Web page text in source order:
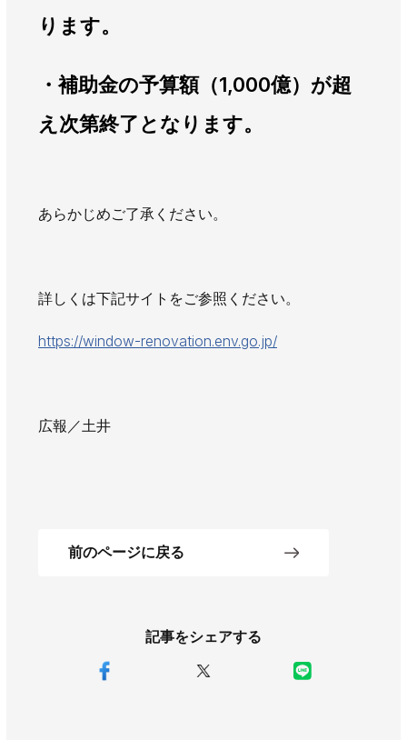
記事をシェアする
ります。
・補助金の予算額（1,000億）が超
え次第終了となります。
あらかじめご了承ください。
詳しくは下記サイトをご参照ください。
https://window-renovation.env.go.jp/
広報／土井
前のページに戻る